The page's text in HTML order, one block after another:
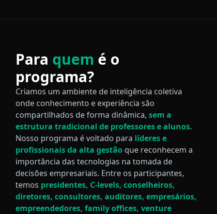
Para quem é o
programa?
Criamos um ambiente de inteligência coletiva
onde conhecimento e experiência são
compartilhados de forma dinâmica, sem a
estrutura tradicional de professores e alunos.
Nosso programa é voltado para líderes e
profissionais da alta gestão que reconhecem a
importância das tecnologias na tomada de
decisões empresariais. Entre os participantes,
temos presidentes, C-levels, conselheiros,
diretores, consultores, auditores, empresários,
empreendedores, family offices, venture